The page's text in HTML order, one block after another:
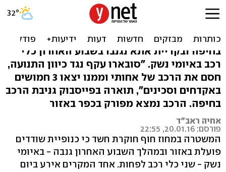
חשד לכנופיית שודדי רכב
בצפון: "יצאו עם אקדחים"
בחיפה ובקריית אתא נגנבו בשבוע האחרון כלי
רכב באיומי נשק. "סובארו עקף נגד כיוון התנועה,
חסם את הרכב של אחותי וממנו יצאו 3 חמושים
באקדחים וסכינים", תוארה בפייסבוק גניבת הרכב
בחיפה. הרכב נמצא מפורק בכפר באזור
אחיה ראב"ד
פורסם: 20.01.16, 22:55
המשטרה במחוז חוף חוקרת חשד כי כנופיית שודדים
פועלת באזור ובמהלך השבוע האחרון גנבה - באיומי
נשק - שני כלי רכב לפחות. אחד המקרים אירע ביום